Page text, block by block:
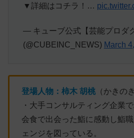
▼詳細はコチラ！…
— キューブ公式【芸能プロダ
(@CUBEINC_NEWS) March
登場人物： 柿木 胡桃 （かきの
・大手コンサルティング企業
会食で出会った鮨に感動し鮨
ェンジを図っている。